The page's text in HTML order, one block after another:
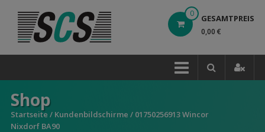
Inhalt
0 GESAMTPREIS
0,00 €
Shop
Startseite / Kundenbildschirme / 01750256913 Wincor
Nixdorf BA90